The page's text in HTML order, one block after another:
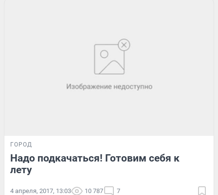
ГОРОД
Надо подкачаться! Готовим себя к
лету
4 апреля, 2017, 13:03 10 787 7